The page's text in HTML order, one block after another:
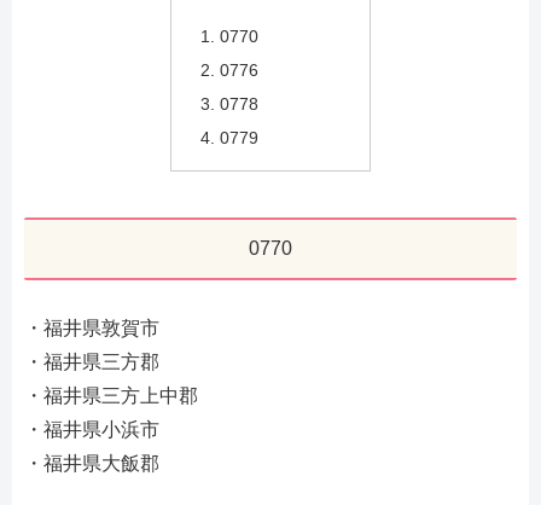
0770
0776
0778
0779
0770
・福井県敦賀市
・福井県三方郡
・福井県三方上中郡
・福井県小浜市
・福井県大飯郡